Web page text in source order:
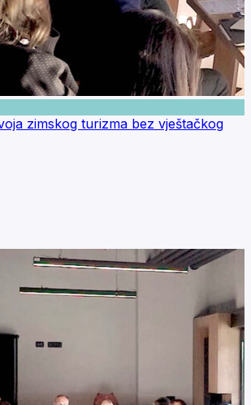
zimskog turizma bez vještačkog